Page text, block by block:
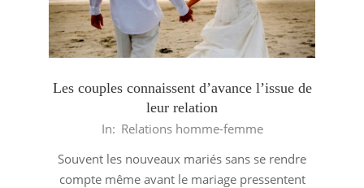
Les couples connaissent d’avance l’issue de
leur relation
21
In: Relations homme-femme
Souvent les nouveaux mariés sans se rendre
compte même avant le mariage pressentent